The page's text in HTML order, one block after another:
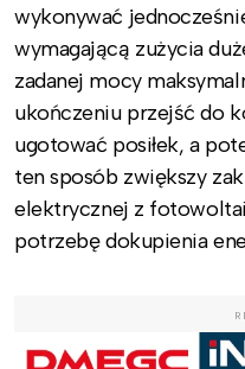
wykonywać
wymagającą zużycia
zadanej mocy
ukończeniu przejść do
ugotować posiłek, a
ten sposób zwiększy
elektrycznej z
potrzebę dokupienia